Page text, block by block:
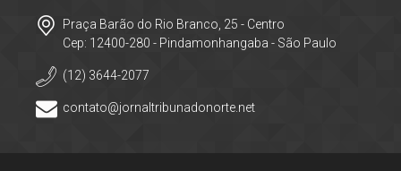
Praça Barão do Rio Branco, 25 - Centro
Cep: 12400-280 - Pindamonhangaba - São Paulo
(12) 3644-2077
contato@jornaltribunadonorte.net